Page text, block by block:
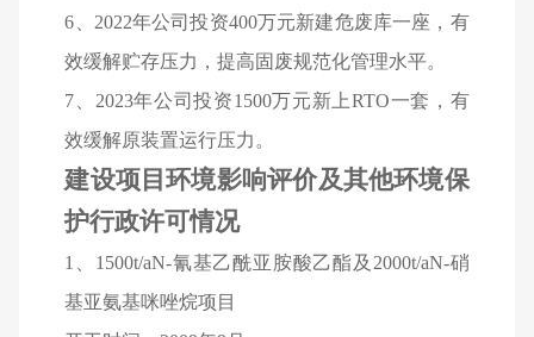
6 、2022年公司投资400万元新建危废库一座，有
效缓解贮存压力，提高固废规范化管理水平。
7 、2023年公司投资1500万元新上RTO一套，有
效缓解原装置运行压力。
建设项目环境影响评价及其他环境保
护行政许可情况
1
、1500t/aN-氰基乙酰亚胺酸乙酯及2000t/aN-硝
基亚氨基咪唑烷项目